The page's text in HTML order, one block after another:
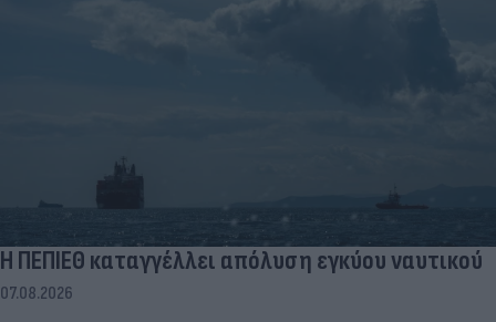
Η ΠΕΠΙΕΘ καταγγέλλει απόλυση εγκύου ναυτικού
07.08.2026